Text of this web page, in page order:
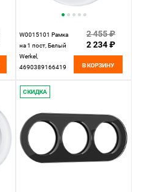
W0015101 Рамка
на 1 пост, Белый
Werkel,
4690389166419
2 455 ₽
2 234 ₽
В КОРЗИНУ
СКИДКА